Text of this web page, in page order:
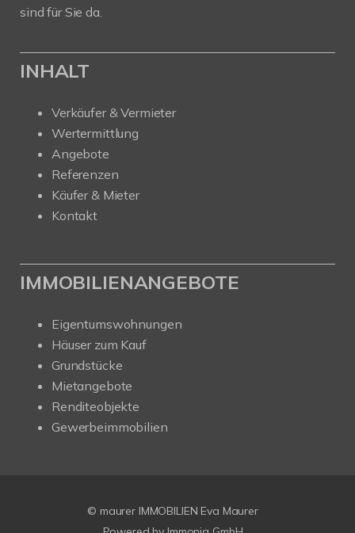
sind für Sie da.
INHALT
Verkäufer & Vermieter
Wertermittlung
Angebote
Referenzen
Käufer & Mieter
Kontakt
IMMOBILIENANGEBOTE
Eigentumswohnungen
Häuser zum Kauf
Grundstücke
Mietangebote
Renditeobjekte
Gewerbeimmobilien
© maurer IMMOBILIEN Eva Maurer